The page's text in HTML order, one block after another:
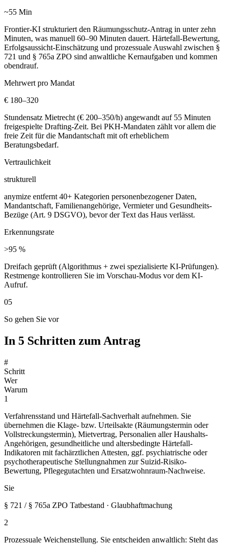
~55 Min
Frontier-KI strukturiert den Räumungsschutz-Antrag in unter zehn
Minuten, was manuell 60–90 Minuten dauert. Härtefall-Bewertung,
Erfolgsaussicht-Einschätzung und prozessuale Auswahl zwischen §
721 und § 765a ZPO sind anwaltliche Kernaufgaben und kommen
obendrauf.
Mehrwert pro Mandat
€ 180–320
Stundensatz Mietrecht (€ 200–350/h) angewandt auf 55 Minuten
freigespielte Drafting-Zeit. Bei PKH-Mandaten zählt vor allem die
freie Zeit für die Mandantschaft mit oft erheblichem
Beratungsbedarf.
Vertraulichkeit
strukturell
anymize entfernt 40+ Kategorien personenbezogener Daten,
Mandantschaft, Familienangehörige, Vermieter und Gesundheits-
Bezüge (Art. 9 DSGVO), bevor der Text das Haus verlässt.
Erkennungsrate
>95 %
Dreifach geprüft (Algorithmus + zwei spezialisierte KI-Prüfungen).
Restmenge kontrollieren Sie im Vorschau-Modus vor dem KI-
Aufruf.
05
So gehen Sie vor
In 5 Schritten zum Antrag
#
Schritt
Wer
Warum
1
Verfahrensstand und Härtefall-Sachverhalt aufnehmen. Sie
übernehmen die Klage- bzw. Urteilsakte (Räumungstermin oder
Vollstreckungstermin), Mietvertrag, Personalien aller Haushalts-
Angehörigen, gesundheitliche und altersbedingte Härtefall-
Indikatoren mit fachärztlichen Attesten, ggf. psychiatrische oder
psychotherapeutische Stellungnahmen zur Suizid-Risiko-
Bewertung, Pflegegutachten und Ersatzwohnraum-Nachweise.
Sie
§ 721 / § 765a ZPO Tatbestand · Glaubhaftmachung
2
Prozessuale Weichenstellung. Sie entscheiden anwaltlich: Steht das